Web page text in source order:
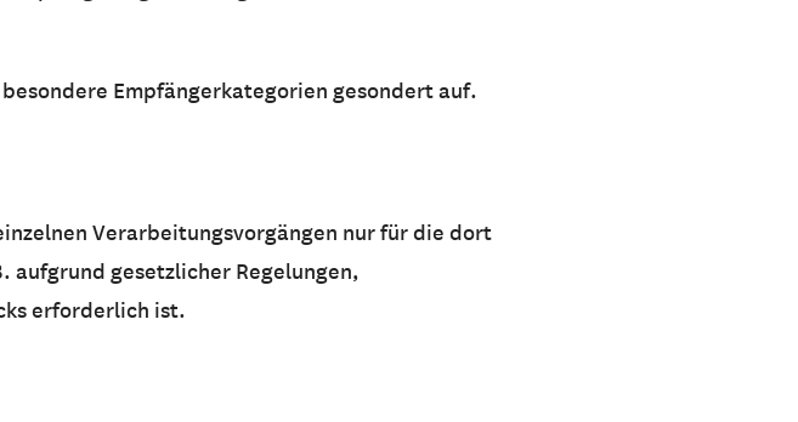
Empfängerkategorien gesondert auf.
Verarbeitungsvorgängen nur für die dort
aufgrund gesetzlicher Regelungen,
erforderlich ist.